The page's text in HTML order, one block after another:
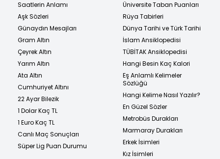
Saatlerin Anlamı
Aşk Sözleri
Günaydın Mesajları
Gram Altın
Çeyrek Altın
Yarım Altın
Ata Altın
Cumhuriyet Altını
22 Ayar Bilezik
1 Dolar Kaç TL
1 Euro Kaç TL
Canlı Maç Sonuçları
Süper Lig Puan Durumu
Üniversite Taban Puanları
Rüya Tabirleri
Dünya Tarihi ve Türk Tarihi
İslam Ansiklopedisi
TÜBİTAK Ansiklopedisi
Hangi Besin Kaç Kalori
Eş Anlamlı Kelimeler
Sözlüğü
Hangi Kelime Nasıl Yazılır?
En Güzel Sözler
Metrobüs Durakları
Marmaray Durakları
Erkek İsimleri
Kız İsimleri